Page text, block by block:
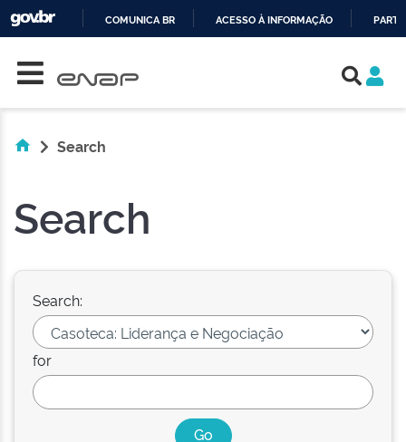
COMUNICA BR ACESSO À INFORMAÇÃO
Search
Search
Search:
for